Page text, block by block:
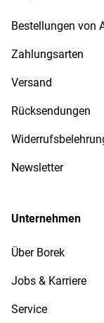
Bestellungen von
Zahlungsarten
Versand
Rücksendungen
Newsletter
Unternehmen
Über Borek
Jobs & Karriere
Service